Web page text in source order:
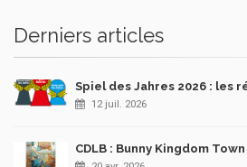
Derniers articles
Spiel des Jahres 2026 : les
12 juil. 2026
CDLB : Bunny Kingdom Town